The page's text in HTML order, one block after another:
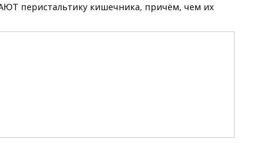
перистальтику кишечника, причём, чем их